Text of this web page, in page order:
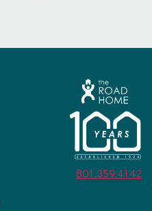
801.359.4142